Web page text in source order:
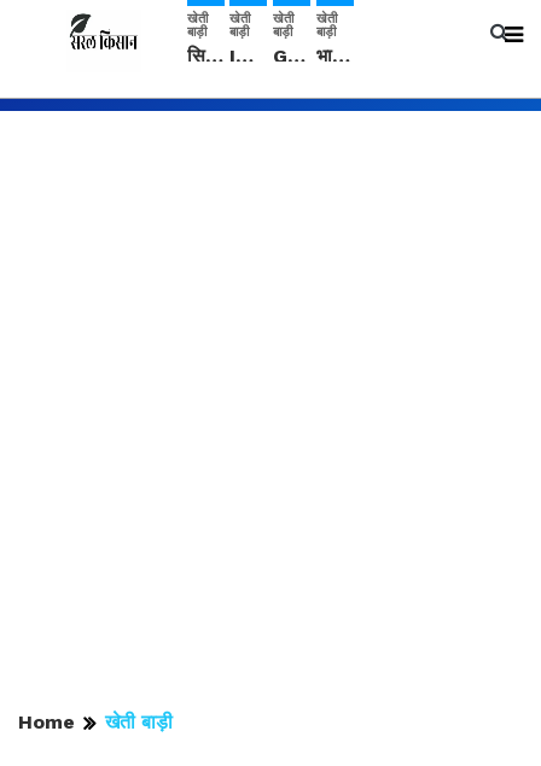
खेती
बाड़ी
सिरसा: कृषि विज्ञान केंद्र की बैठक में फसल बीमा विधि कारण व कृषि उद्यमिता बढ़ावा देने पर चर्चा
खेती
बाड़ी
IMD: राजस्थान में प्री-मानसून की सामान्य से 74% अधिक बारिश, दस्तक में देरी और मानसून कमजोर रहेगा
खेती
बाड़ी
Guar Ka Rate: ग्वार के भाव में हल्की बढ़ोतरी, बढ़ सकता है बुवाई का रकबा
खेती
बाड़ी
भारत में 29 मई से शुरु होगी प्री-मानसून बारिश, ECMWF विदेशी मौसम एजेंसी का पूर्वानुमान
Home खेती बाड़ी